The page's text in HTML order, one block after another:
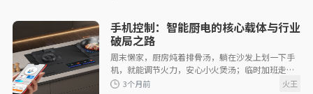
手机控制：智能厨电的核心载体与行业
破局之路
周末懒家，厨房炖着排骨汤，躺在沙发上划一下手
机，就能调节火力，安心小火煲汤；临时加班走不
开，怕家里炖着的汤烧干，手指一点手机，就能远